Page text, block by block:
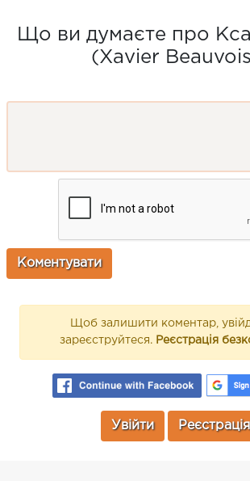
Що ви думаєте про
(Xavier
Щоб залишити коментар,
зареєструйтеся. Реєстрація
Увійти Реєстрація